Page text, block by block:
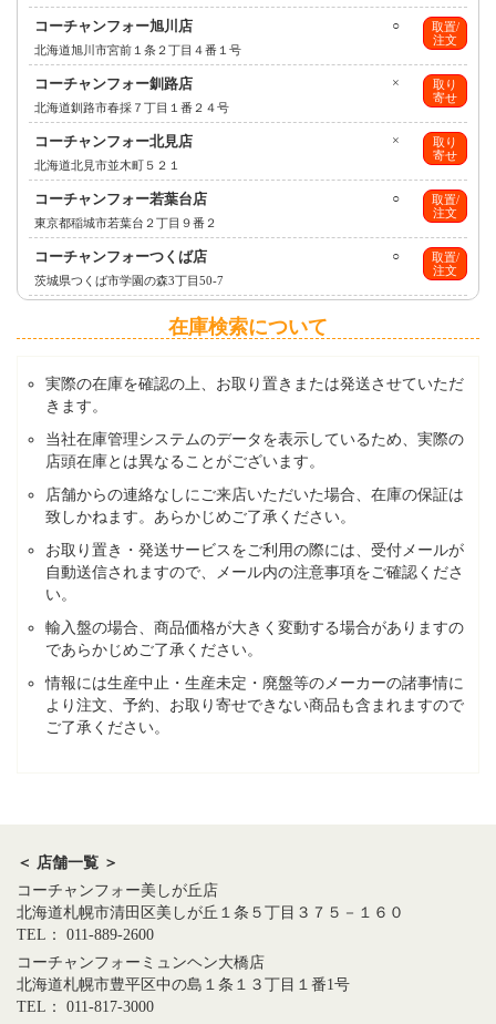
取置/
注文
○
コーチャンフォー旭川店
北海道旭川市宮前１条２丁目４番１号
取り
寄せ
×
コーチャンフォー釧路店
北海道釧路市春採７丁目１番２４号
取り
寄せ
×
コーチャンフォー北見店
北海道北見市並木町５２１
取置/
注文
○
コーチャンフォー若葉台店
東京都稲城市若葉台２丁目９番２
取置/
注文
○
コーチャンフォーつくば店
茨城県つくば市学園の森3丁目50-7
在庫検索について
実際の在庫を確認の上、お取り置きまたは発送させていただ
きます。
当社在庫管理システムのデータを表示しているため、実際の
店頭在庫とは異なることがございます。
店舗からの連絡なしにご来店いただいた場合、在庫の保証は
致しかねます。あらかじめご了承ください。
お取り置き・発送サービスをご利用の際には、受付メールが
自動送信されますので、メール内の注意事項をご確認くださ
い。
輸入盤の場合、商品価格が大きく変動する場合がありますの
であらかじめご了承ください。
情報には生産中止・生産未定・廃盤等のメーカーの諸事情に
より注文、予約、お取り寄せできない商品も含まれますので
ご了承ください。
＜ 店舗一覧 ＞
コーチャンフォー美しが丘店
北海道札幌市清田区美しが丘１条５丁目３７５－１６０
TEL： 011-889-2600
コーチャンフォーミュンヘン大橋店
北海道札幌市豊平区中の島１条１３丁目１番1号
TEL： 011-817-3000